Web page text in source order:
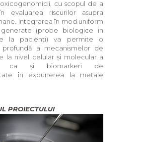
cu scopul de a
evaluarea riscurilor asupra
Integrarea în mod uniform
(probe biologice in
la pacienți) va permite o
a mecanismelor de
la nivel celular și molecular a
ca și biomarkeri de
în expunerea la metale
PROIECTULUI